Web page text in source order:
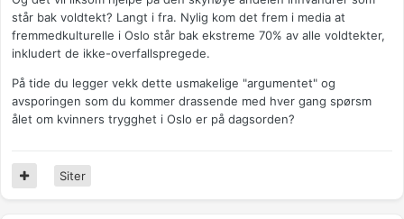
står bak voldtekt? Langt i fra. Nylig kom det frem i media at
fremmedkulturelle i Oslo står bak ekstreme 70% av alle voldtekter,
inkludert de ikke-overfallspregede.
På tide du legger vekk dette usmakelige "argumentet" og
avsporingen som du kommer drassende med hver gang spørsm
ålet om kvinners trygghet i Oslo er på dagsorden?
Siter